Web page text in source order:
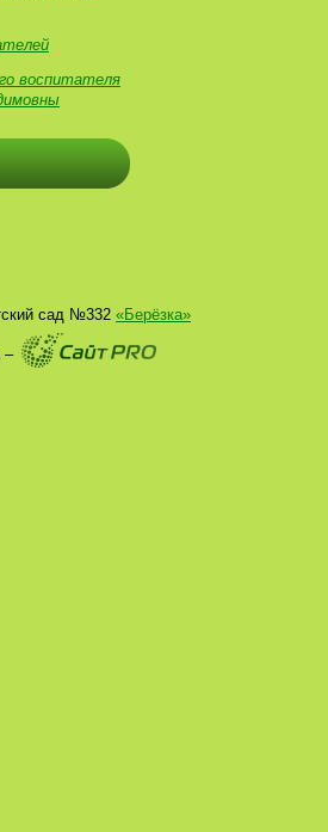
воспитателя
сад №332 «Берёзка»
–